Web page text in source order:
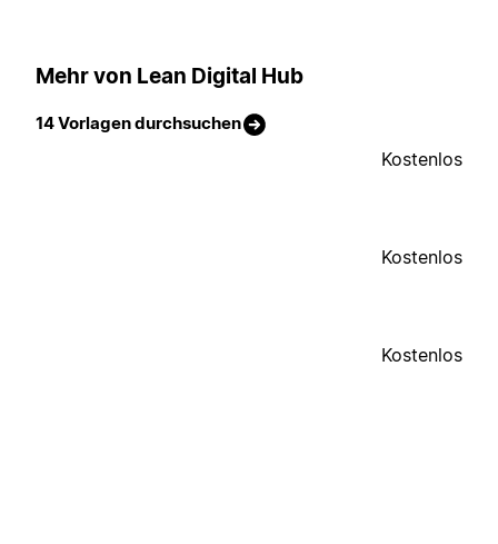
Mehr von Lean Digital Hub
14 Vorlagen durchsuchen
Kostenlos
Kostenlos
Kostenlos